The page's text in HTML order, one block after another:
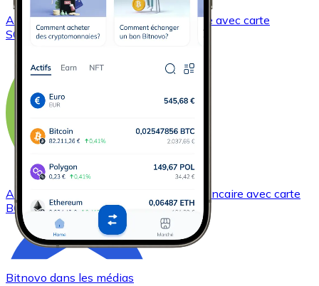
AcheterSolanaavec virement bancaire avec carte
SOL
Acheter avec virement bancaire avec carte
BCH
Bitnovo dans les médias